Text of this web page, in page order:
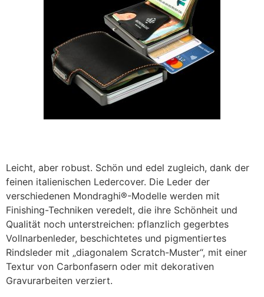
Leicht, aber robust. Schön und edel zugleich, dank der
feinen italienischen Ledercover. Die Leder der
verschiedenen Mondraghi®-Modelle werden mit
Finishing-Techniken veredelt, die ihre Schönheit und
Qualität noch unterstreichen: pflanzlich gegerbtes
Vollnarbenleder, beschichtetes und pigmentiertes
Rindsleder mit „diagonalem Scratch-Muster“, mit einer
Textur von Carbonfasern oder mit dekorativen
Gravurarbeiten verziert.